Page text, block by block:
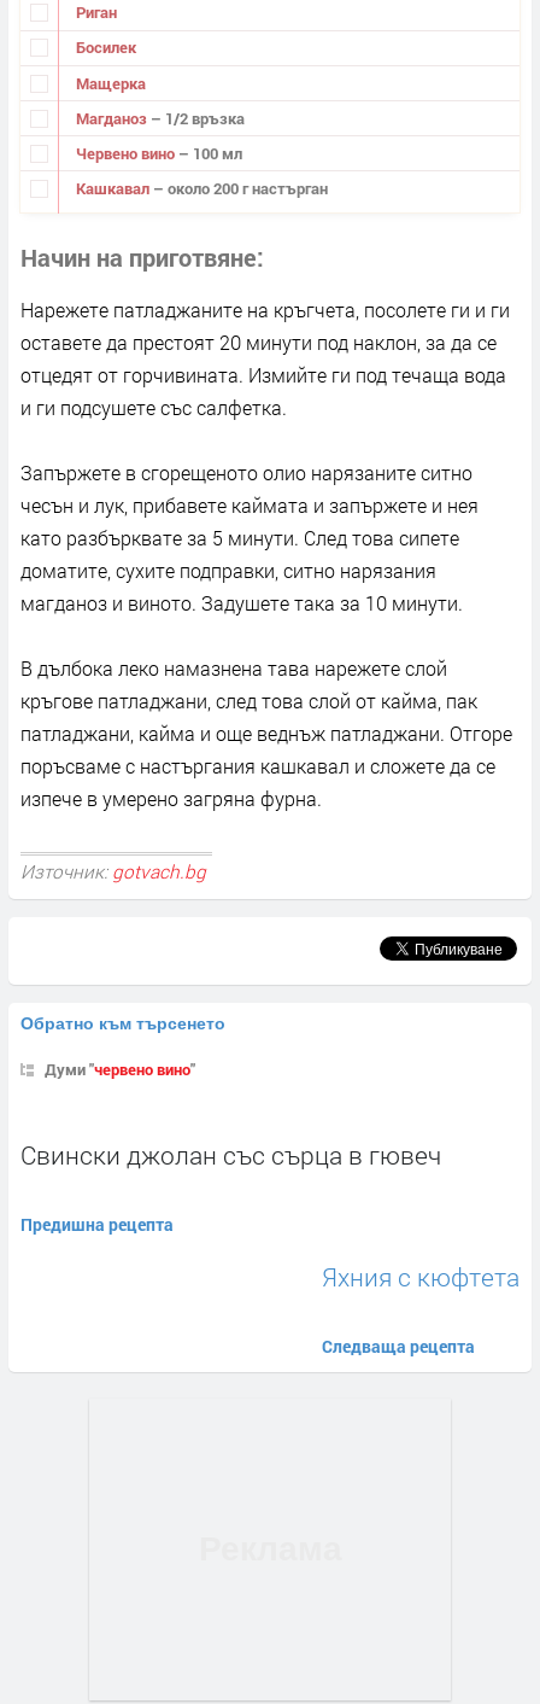
Риган
Босилек
Мащерка
Магданоз – 1/2 връзка
Червено вино – 100 мл
Кашкавал – около 200 г настърган
Начин на приготвяне
Нарежете патладжаните на кръгчета, посолете ги и ги
оста­вете да престоят 20 минути под наклон, за да се
отцедят от горчивината. Измийте ги под течаща вода
и ги подсушете със салфетка.
Запържете в сгорещеното олио нарязаните ситно
чесън и лук, прибавете каймата и запържете и нея
като разбърквате за 5 минути. След това сипете
доматите, сухите подправки, ситно нарязания
магданоз и виното. Задушете така за 10 минути.
В дълбока леко намазнена тава нарежете слой
кръгове патладжани, след това слой от кайма, пак
патладжани, кайма и още веднъж патладжани. Отгоре
по­ръсваме с настъргания кашкавал и сложете да се
изпече в умерено загряна фурна.
Източник: gotvach.bg
Обратно към търсенето
Думи "червено вино"
Свински джолан със сърца в гювеч
Предишна рецепта
Яхния с кюфтета
Следваща рецепта